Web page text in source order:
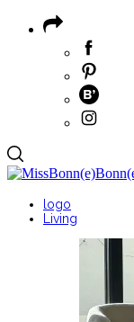
logo
Living